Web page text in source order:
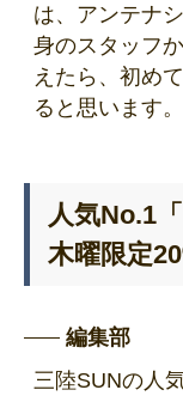
は、アンテナ
身のスタッフ
えたら、初め
ると思います。
人気No.1
木曜限定
編集部
三陸SUNの人